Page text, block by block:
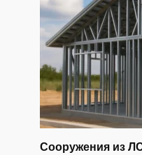
Сооружения из